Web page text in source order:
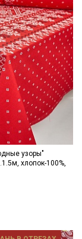
узоры"
хлопок-100%,
узкие